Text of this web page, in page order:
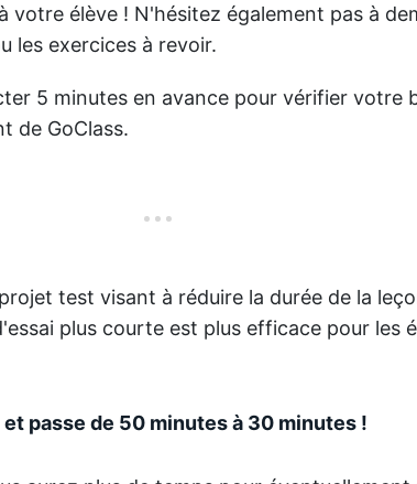
votre élève ! N'hésitez également pas à
les exercices à revoir.
5 minutes en avance pour vérifier votre
de GoClass.
test visant à réduire la durée de la
plus courte est plus efficace pour les
passe de 50 minutes à 30 minutes !